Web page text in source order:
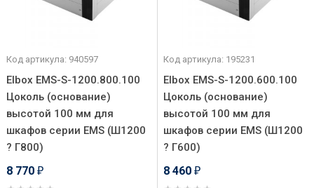
Код артикула: 940597
Elbox EMS-S-1200.800.100
Цоколь (основание)
высотой 100 мм для
шкафов серии EMS (Ш1200
? Г800)
8 770 ₽
Код артикула: 195231
Elbox EMS-S-1200.600.100
Цоколь (основание)
высотой 100 мм для
шкафов серии EMS (Ш1200
? Г600)
8 460 ₽